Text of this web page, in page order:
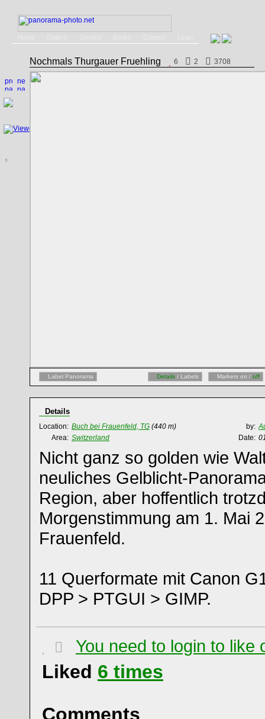
Nochmals Thurgauer Fruehling 6 2 3708
Label Panorama Details / Labels Markers on / off
Details
Location: Buch bei Frauenfeld, TG (440 m) by:
Area: Switzerland Date:
Nicht ganz so golden wie
neuliches Gelblicht-
Region, aber hoffentlich
Morgenstimmung am 1. Mai
Frauenfeld.
11 Querformate mit Canon
DPP > PTGUI > GIMP.
You need to login to like
Liked 6 times
Comments